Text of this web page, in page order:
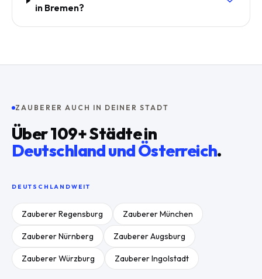
in Bremen?
ZAUBERER AUCH IN DEINER STADT
Über109+ Städte in
Deutschland und Österreich.
DEUTSCHLANDWEIT
ZaubererRegensburg ZaubererMünchen
ZaubererNürnberg ZaubererAugsburg
ZaubererWürzburg ZaubererIngolstadt